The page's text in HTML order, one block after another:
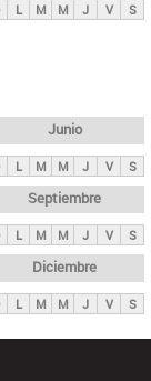
L M M J V S
Junio
L M M J V S
Septiembre
L M M J V S
Diciembre
L M M J V S